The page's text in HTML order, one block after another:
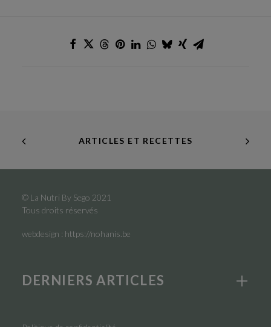
ARTICLES ET RECETTES
© La Nutri By Sego 2021
Tous droits réservés
webdesign : https://nohanis.be
DERNIERS ARTICLES